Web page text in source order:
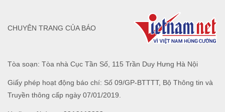
Tòa soạn: Tòa nhà Cục Tần Số, 115 Trần Duy Hưng Hà Nội
Giấy phép hoạt động báo chí: Số 09/GP-BTTTT, Bộ Thông tin và
Truyền thông cấp ngày 07/01/2019.
CHUYÊN TRANG CỦA BÁO